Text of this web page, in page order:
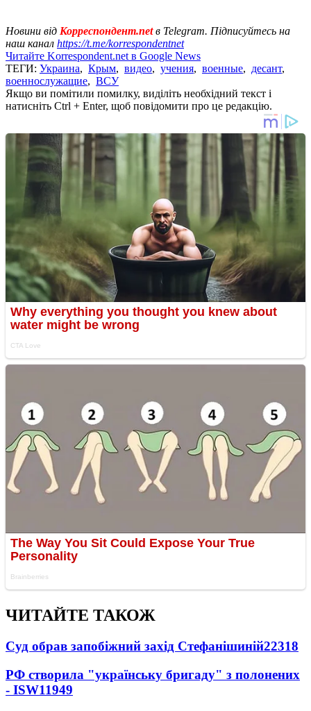
Новини від Корреспондент.netв Telegram. Підписуйтесь на
наш канал https://t.me/korrespondentnet
Читайте Korrespondent.net в Google News
ТЕГИ: Украина, Крым, видео, учения, военные, десант,
военнослужащие, ВСУ
Якщо ви помітили помилку, виділіть необхідний текст і
натисніть Ctrl + Enter, щоб повідомити про це редакцію.
ЧИТАЙТЕ ТАКОЖ
Суд обрав запобіжний захід Стефанішиній22318
РФ створила "українську бригаду" з полонених
- ISW11949